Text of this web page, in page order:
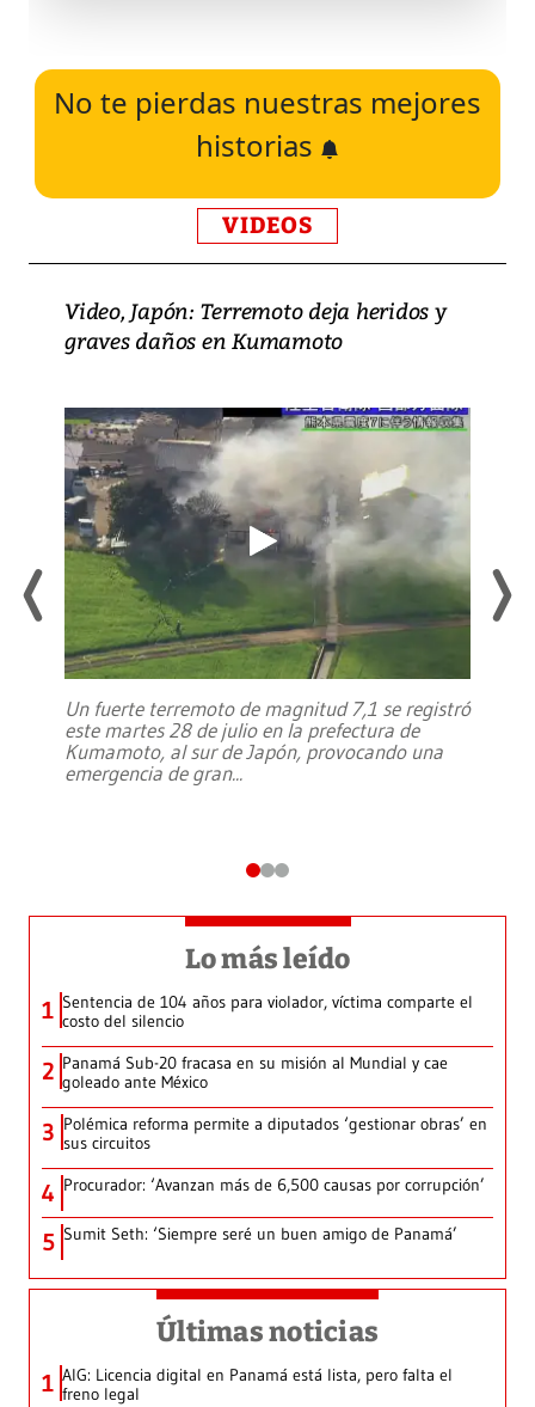
No te pierdas nuestras mejores
historias
VIDEOS
Video, Japón: Terremoto deja heridos y
graves daños en Kumamoto
Un fuerte terremoto de magnitud 7,1 se registró
este martes 28 de julio en la prefectura de
Kumamoto, al sur de Japón, provocando una
emergencia de gran...
Lo más leído
1 Sentencia de 104 años para violador, víctima comparte el
costo del silencio
2 Panamá Sub-20 fracasa en su misión al Mundial y cae
goleado ante México
3 Polémica reforma permite a diputados ‘gestionar obras’ en
sus circuitos
4 Procurador: ‘Avanzan más de 6,500 causas por corrupción’
5 Sumit Seth: ‘Siempre seré un buen amigo de Panamá’
Últimas noticias
1 AIG: Licencia digital en Panamá está lista, pero falta el
freno legal